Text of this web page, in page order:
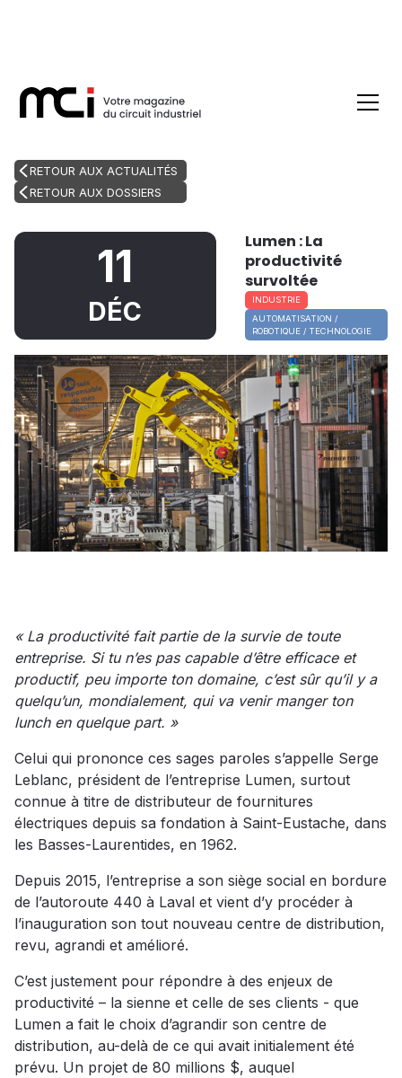
RETOUR AUX ACTUALITÉS
RETOUR AUX DOSSIERS
11
DÉC
Lumen : La
productivité
survoltée
AUTOMATISATION /
ROBOTIQUE / TECHNOLOGIE
INDUSTRIE
« La productivité fait partie de la survie de toute
entreprise. Si tu n’es pas capable d’être efficace et
productif, peu importe ton domaine, c’est sûr qu’il y a
quelqu’un, mondialement, qui va venir manger ton
lunch en quelque part. »
Celui qui prononce ces sages paroles s’appelle Serge
Leblanc, président de l’entreprise Lumen, surtout
connue à titre de distributeur de fournitures
électriques depuis sa fondation à Saint-Eustache, dans
les Basses-Laurentides, en 1962.
Depuis 2015, l’entreprise a son siège social en bordure
de l’autoroute 440 à Laval et vient d’y procéder à
l’inauguration son tout nouveau centre de distribution,
revu, agrandi et amélioré.
C’est justement pour répondre à des enjeux de
productivité – la sienne et celle de ses clients - que
Lumen a fait le choix d’agrandir son centre de
distribution, au-delà de ce qui avait initialement été
prévu. Un projet de 80 millions $, auquel